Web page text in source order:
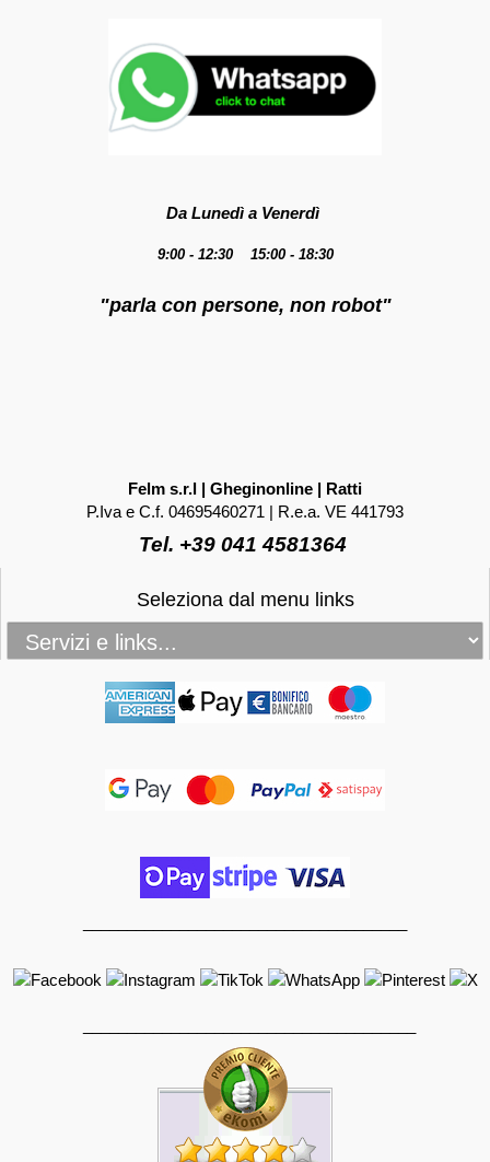
Da Lunedì a Venerdì
9:00 - 12:30 15:00 - 18:30
"parla con persone, non robot"
Felm s.r.l | Gheginonline | Ratti
P.Iva e C.f. 04695460271 | R.e.a. VE 441793
Tel. +39 041 4581364
Seleziona dal menu links